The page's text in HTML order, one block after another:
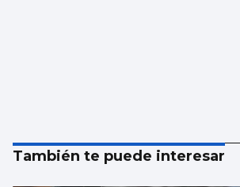
También te puede interesar